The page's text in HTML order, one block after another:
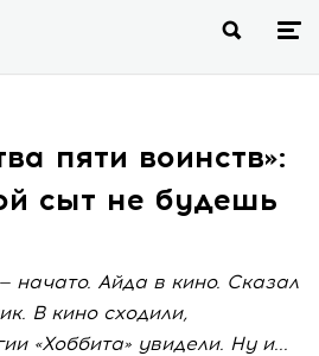
пяти воинств»:
сыт не будешь
начато. Айда в кино. Сказал
В кино сходили,
«Хоббита» увидели. Ну и...